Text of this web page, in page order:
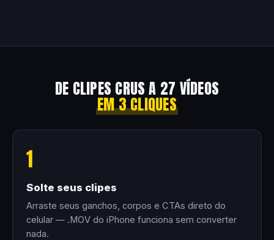
DE CLIPES CRUS A 27 VÍDEOS
EM 3 CLIQUES
1
Solte seus clipes
Arraste seus ganchos, corpos e CTAs direto do
celular — .MOV do iPhone funciona sem converter
nada.